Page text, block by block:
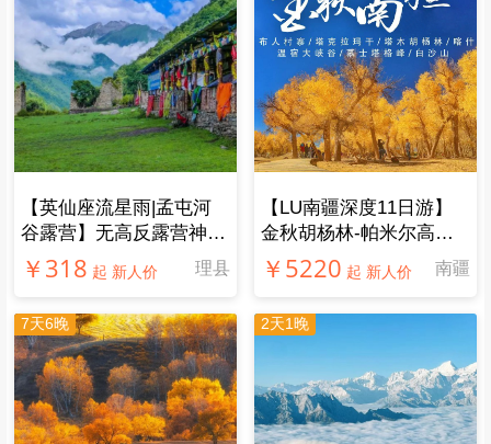
【​英仙座流星雨|孟屯河
谷露营】无高反露营神仙
地！雪山星空森林溪流，
品尝特色藏式火锅
￥318 起 新人价 理县
【LU南疆深度11日游】
金秋胡杨林-帕米尔高
原，南疆风光人文一网打
尽
￥5220 起 新人价 南疆
7天6晚 2天1晚